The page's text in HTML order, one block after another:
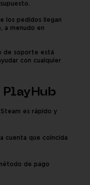
los pedidos llegan
a menudo en
de soporte está
con cualquier
PlayHub
es rápido y
cuenta que coincida
de pago